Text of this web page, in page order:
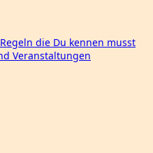
die Du kennen musst
Veranstaltungen